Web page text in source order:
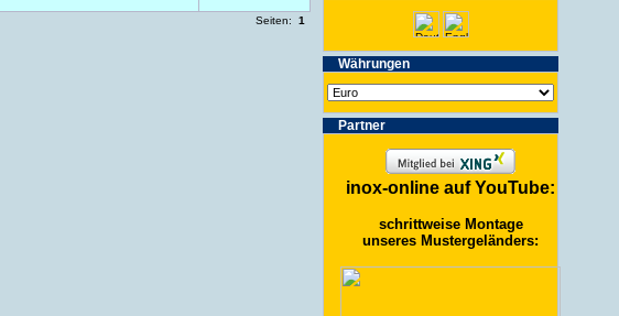
Seiten: 1
Wäh­run­gen
Partner
inox-online auf YouTube:
schrittweise Montage
unseres Mustergeländers: